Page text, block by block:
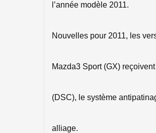
l’année modèle 2011.
Nouvelles pour 2011, les
Mazda3 Sport (GX)
(DSC), le système
alliage.